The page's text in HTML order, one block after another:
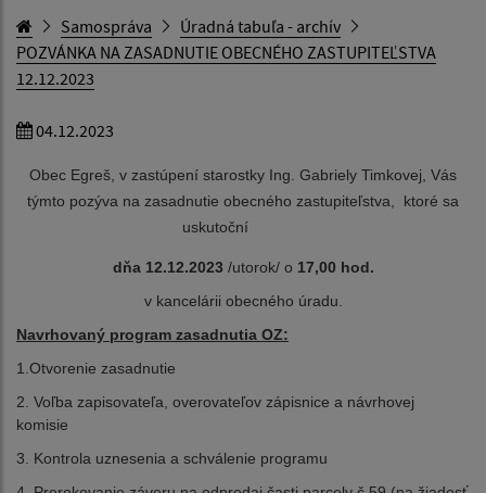
Samospráva
Úradná tabuľa - archív
POZVÁNKA NA ZASADNUTIE OBECNÉHO ZASTUPITEĽSTVA
12.12.2023
04.12.2023
Obec Egreš, v zastúpení starostky Ing. Gabriely Timkovej, Vás
týmto pozýva na zasadnutie obecného zastupiteľstva, ktoré sa
uskutoční
dňa 12.12.2023 /utorok/ o 17,00 hod.
v kancelárii obecného úradu.
Navrhovaný program zasadnutia OZ:
1.Otvorenie zasadnutie
2. Voľba zapisovateľa, overovateľov zápisnice a návrhovej
komisie
3. Kontrola uznesenia a schválenie programu